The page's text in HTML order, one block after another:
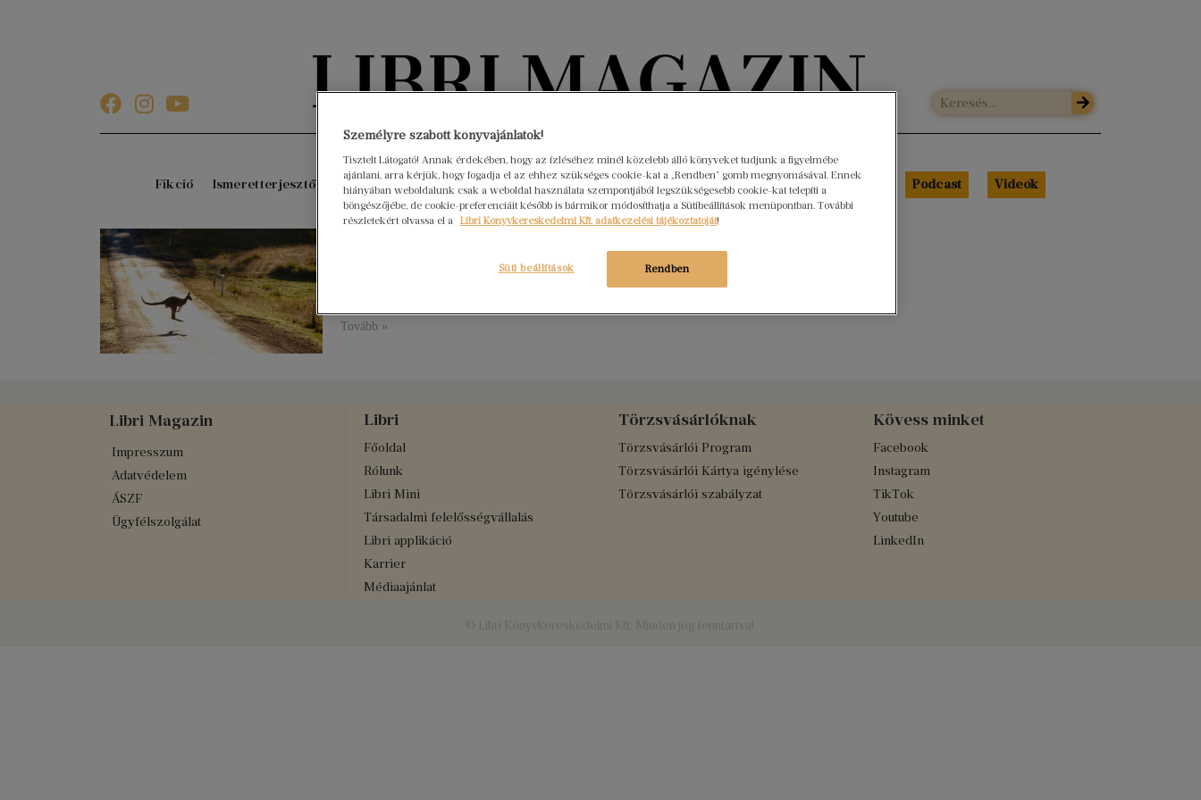
Könyvektől az olvasókig
Fikció Ismeretterjesztő Gyerekkönyvek Interjúk Beleolvasó A hónap könyvei HÍREK Libri Portré Podcast Videók
Nincs hozzászólás
Három könyv, amelyből érdekes, megindító, elgondolkodtató dolgokat
Tovább »
Libri Magazin
Impresszum
Adatvédelem
ÁSZF
Ügyfélszolgálat
Libri
Főoldal
Rólunk
Libri Mini
Társadalmi felelősségvállalás
Libri applikáció
Karrier
Médiaajánlat
Törzsvásárlóknak
Törzsvásárlói Program
Törzsvásárlói Kártya igénylése
Törzsvásárlói szabályzat
Kövess minket
Facebook
Instagram
TikTok
Youtube
LinkedIn
Személyre szabott könyvajánlatok!
Tisztelt Látogató! Annak érdekében, hogy az ízléséhez minél közelebb álló könyveket tudjunk a figyelmébe
ajánlani, arra kérjük, hogy fogadja el az ehhez szükséges cookie-kat a „Rendben” gomb megnyomásával. Ennek
hiányában weboldalunk csak a weboldal használata szempontjából legszükségesebb cookie-kat telepíti a
böngészőjébe, de cookie-preferenciáit később is bármikor módosíthatja a Sütibeállítások menüpontban. További
részletekért olvassa el a Libri Könyvkereskedelmi Kft. adatkezelési tájékoztatóját!
Rendben
Süti beállítások